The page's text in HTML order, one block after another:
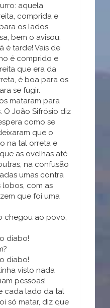
aquela
comprida e
os lados.
bem o avisou:
é tarde! Vais de
é comprido e
que era da
é boa para os
se fugir.
mataram para
O João Sifrósio diz
como se
que o
na tal orreta e
as ovelhas até
na confusão
umas contra
lobos, com as
que foi uma
chegou ao povo,
diabo!
diabo!
visto nada
pessoas!
cada lado da tal
só matar, diz que